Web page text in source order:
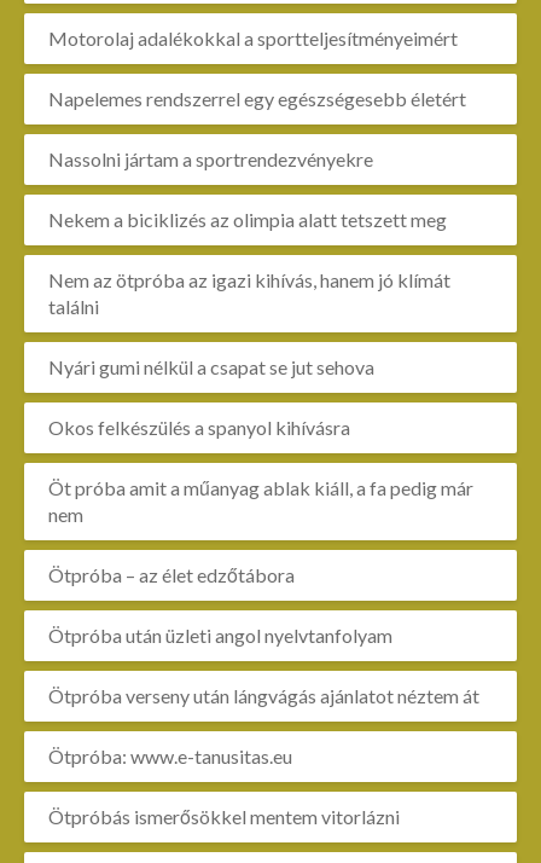
Motorolaj adalékokkal a sportteljesítményeimért
Napelemes rendszerrel egy egészségesebb életért
Nassolni jártam a sportrendezvényekre
Nekem a biciklizés az olimpia alatt tetszett meg
Nem az ötpróba az igazi kihívás, hanem jó klímát
találni
Nyári gumi nélkül a csapat se jut sehova
Okos felkészülés a spanyol kihívásra
Öt próba amit a műanyag ablak kiáll, a fa pedig már
nem
Ötpróba – az élet edzőtábora
Ötpróba után üzleti angol nyelvtanfolyam
Ötpróba verseny után lángvágás ajánlatot néztem át
Ötpróba: www.e-tanusitas.eu
Ötpróbás ismerősökkel mentem vitorlázni